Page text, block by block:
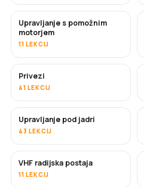
Upravljanje s pomožnim
motorjem
11 LEKCIJ
Privezi
41 LEKCIJ
Upravljanje pod jadri
43 LEKCIJ
VHF radijska postaja
11 LEKCIJ